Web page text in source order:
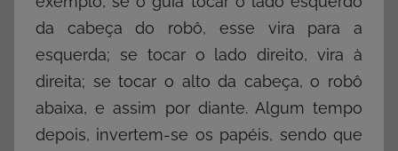
da cabeça do robô, esse vira para a
esquerda; se tocar o lado direito, vira à
direita; se tocar o alto da cabeça, o robô
abaixa, e assim por diante. Algum tempo
depois, invertem-se os papéis, sendo que